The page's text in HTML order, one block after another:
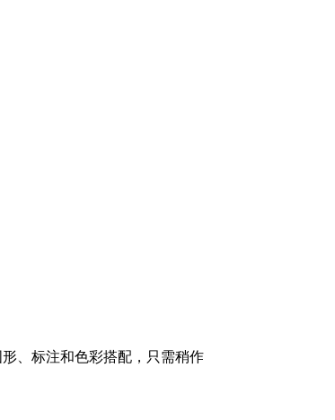
、标注和色彩搭配，只需稍作